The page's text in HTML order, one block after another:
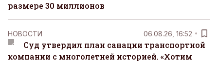
размере 30 миллионов
НОВОСТИ 06.08.26, 16:52
Суд утвердил план санации транспортной
компании с многолетней историей. «Хотим